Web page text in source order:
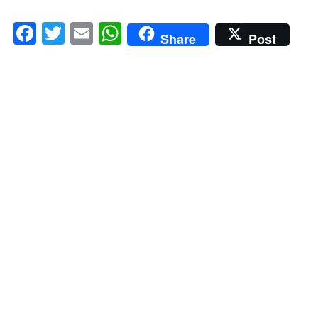
Facebook
Twitter
EmailWhatsApp
Share Post